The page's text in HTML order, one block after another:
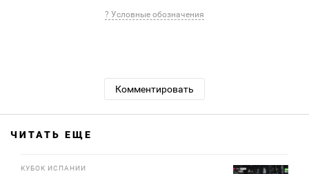
? Условные обозначения
Комментировать
ЧИТАТЬ ЕЩЕ
КУБОК ИСПАНИИ